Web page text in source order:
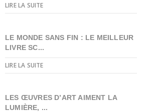
LIRE LA SUITE
LE MONDE SANS FIN : LE MEILLEUR
LIVRE SC...
LIRE LA SUITE
LES ŒUVRES D’ART AIMENT LA
LUMIÈRE, ...